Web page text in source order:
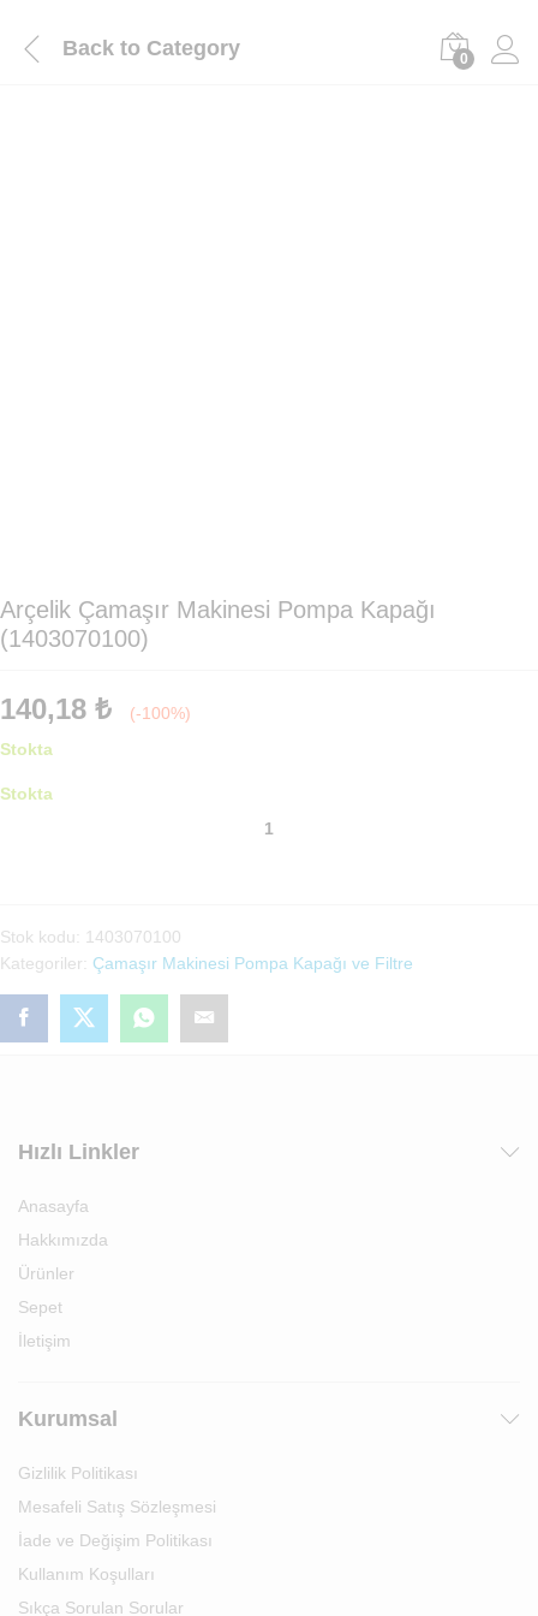
Back to Category 0
Arçelik Çamaşır Makinesi Pompa Kapağı
(1403070100)
140,18 ₺
(-100%)
Stokta
Stokta
Stok kodu:
1403070100
Kategoriler: Çamaşır Makinesi Pompa Kapağı ve Filtre
Hızlı Linkler
Anasayfa
Hakkımızda
Ürünler
Sepet
İletişim
Kurumsal
Gizlilik Politikası
Mesafeli Satış Sözleşmesi
İade ve Değişim Politikası
Kullanım Koşulları
Sıkça Sorulan Sorular